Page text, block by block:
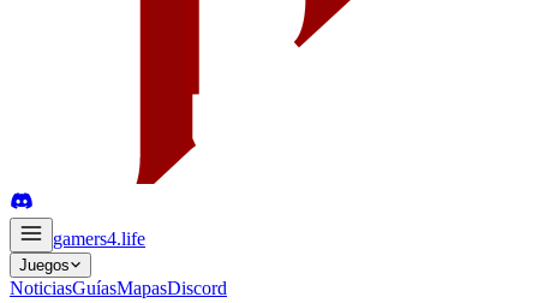
gamers4.life
Juegos
NoticiasGuíasMapasDiscord